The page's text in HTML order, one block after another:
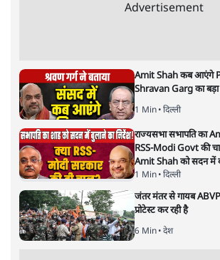
Advertisement
Amit Shah कब आएंगे
Shravan Garg का बड़ा
1 Min• दिल्ली
राज्यसभा सभापति का
RSS-Modi Govt की
Amit Shah को सदन में
Senior journalist
Modi Government
strategy से जोड़कर बड़ा
1 Min• दिल्ली
जंतर मंतर से गायब ABVP
प्रोटेस्ट कर रही है
6 Min• देश